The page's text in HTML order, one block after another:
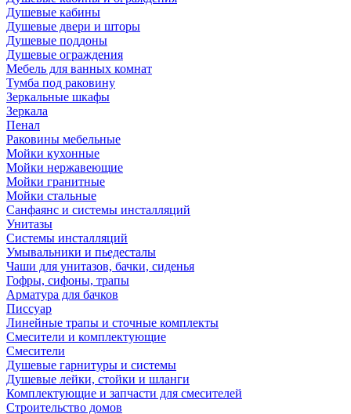
Душевые кабины
Душевые двери и шторы
Душевые поддоны
Душевые ограждения
Мебель для ванных комнат
Тумба под раковину
Зеркальные шкафы
Зеркала
Пенал
Раковины мебельные
Мойки кухонные
Мойки нержавеющие
Мойки гранитные
Мойки стальные
Санфаянс и системы инсталляций
Унитазы
Системы инсталляций
Умывальники и пьедесталы
Чаши для унитазов, бачки, сиденья
Гофры, сифоны, трапы
Арматура для бачков
Писсуар
Линейные трапы и сточные комплекты
Смесители и комплектующие
Смесители
Душевые гарнитуры и системы
Душевые лейки, стойки и шланги
Комплектующие и запчасти для смесителей
Строительство домов